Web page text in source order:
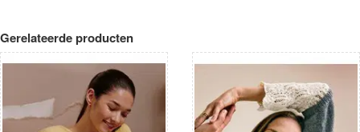
Gerelateerde producten